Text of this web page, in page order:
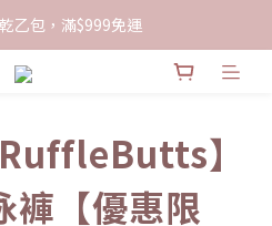
乙包，滿$999免運
乙包，滿$999免運
100現折購物金
】
褲【優惠限